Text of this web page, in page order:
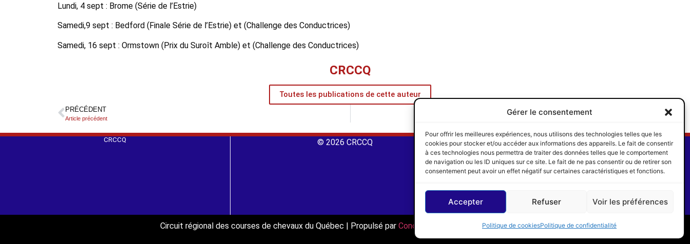
Gérer le consentement
Pour offrir les meilleures expériences, nous utilisons des technologies telles que les
cookies pour stocker et/ou accéder aux informations des appareils. Le fait de consentir
à ces technologies nous permettra de traiter des données telles que le comportement
de navigation ou les ID uniques sur ce site. Le fait de ne pas consentir ou de retirer son
consentement peut avoir un effet négatif sur certaines caractéristiques et fonctions.
Accepter Refuser Voir les préférences
Politique de cookiesPolitique de confidentialité
Lundi, 4 sept : Brome (Série de l’Estrie)
Samedi,9 sept : Bedford (Finale Série de l’Estrie) et (Challenge des Conductrices)
Samedi, 16 sept : Ormstown (Prix du Suroît Amble) et (Challenge des Conductrices)
CRCCQ
Toutes les publications de cette auteur
PRÉCÉDENT
Article précédent
CRCCQ © 2026 CRCCQ SUIVEZ-NOUS
Circuit régional des courses de chevaux du Québec | Propulsé par Concept Signature Les Pros du Web